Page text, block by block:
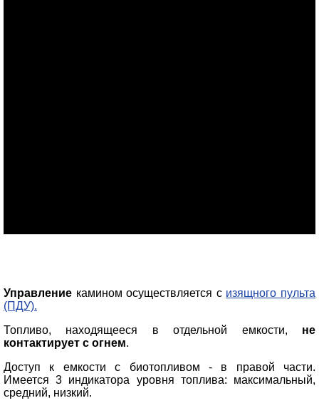
Управление камином осуществляется с изящного пульта
(ПДУ).
Топливо, находящееся в отдельной емкости, не
контактирует с огнем.
Доступ к емкости с биотопливом - в правой части.
Имеется 3 индикатора уровня топлива: максимальный,
средний, низкий.